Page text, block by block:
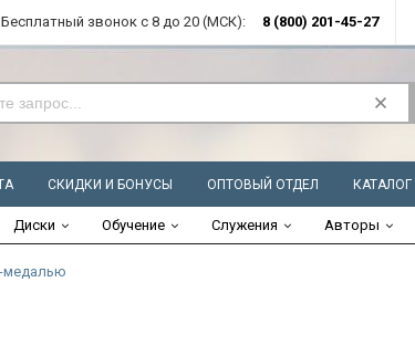
Бесплатный звонок с 8 до 20 (МСК): 8 (800) 201-45-27
СКИДКИ И БОНУСЫ ОПТОВЫЙ ОТДЕЛ КАТАЛОГ
Диски Обучение Служения Авторы
медалью